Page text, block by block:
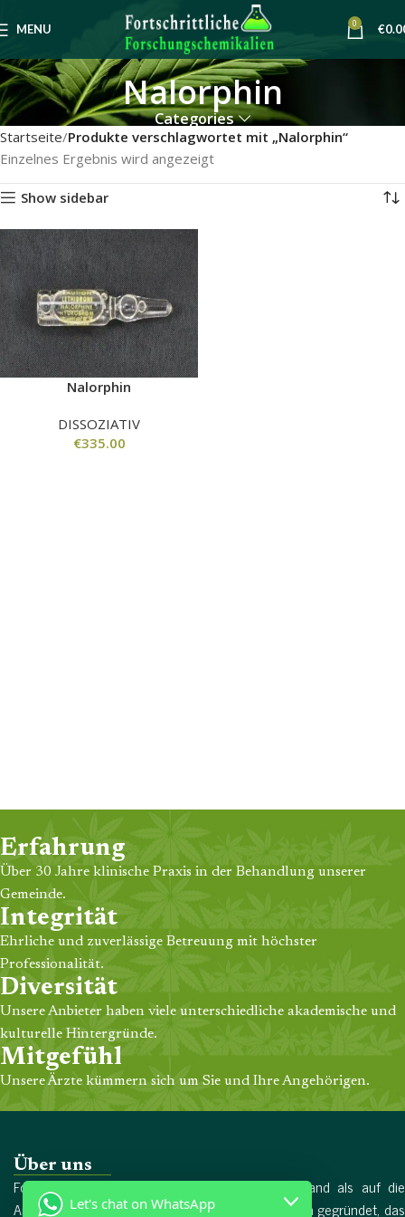
MENU 0 €
Nalorphin
Categories
Startseite Produkte verschlagwortet mit „Nalorphin“
Einzelnes Ergebnis wird angezeigt
Show sidebar
Nalorphin
DISSOZIATIV
€335.00
Erfahrung
Über 30 Jahre klinische Praxis in der Behandlung unserer
Gemeinde.
Integrität
Ehrliche und zuverlässige Betreuung mit höchster
Professionalität.
Diversität
Unsere Anbieter haben viele unterschiedliche akademische und
kulturelle Hintergründe.
Mitgefühl
Unsere Ärzte kümmern sich um Sie und Ihre Angehörigen.
Über uns
Forschungschemikalien wurde 2017 in Deutschland als auf die
Arzneimittelproduktion spezialisiertes Unternehmen gegründet, das
Let's chat on WhatsApp